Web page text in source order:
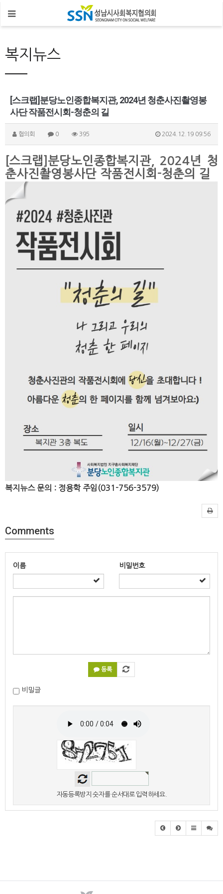
복지뉴스
[스크랩]분당노인종합복지관, 2024년 청춘사진촬영봉
사단 작품전시회-청춘의 길
협의회 0 395 2024.12.19 09:56
[스크랩]분당노인종합복지관, 2024년 청
춘사진촬영봉사단 작품전시회-청춘의 길
복지뉴스 문의 : 정용학 주임(031-756-3579)
Comments
이름 비밀번호
등록
비밀글
자동등록방지 숫자를 순서대로 입력하세요.